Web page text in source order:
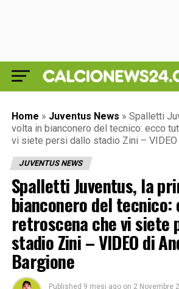
Home » Juventus News » Spalletti
volta in bianconero del tecnico: ecco
vi siete persi dallo stadio Zini – VIDEO
JUVENTUS NEWS
Spalletti Juventus, la
bianconero del
retroscena che vi siete
stadio Zini – VIDEO di
Bargione
Published 9 mesi ago on 2 Novembre